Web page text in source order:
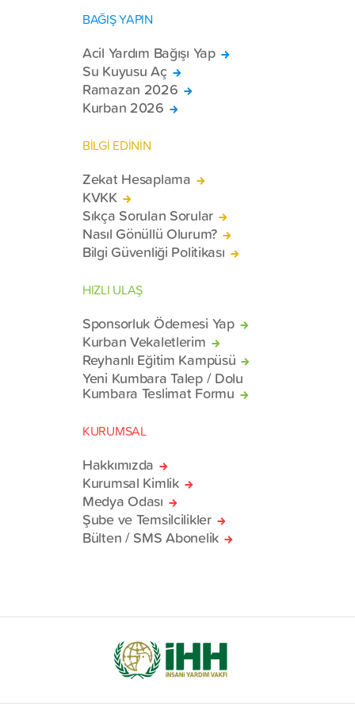
BAĞIŞ YAPIN
Acil Yardım Bağışı Yap
Su Kuyusu Aç
Ramazan 2026
Kurban 2026
BİLGİ EDİNİN
Zekat Hesaplama
KVKK
Sıkça Sorulan Sorular
Nasıl Gönüllü Olurum?
Bilgi Güvenliği Politikası
HIZLI ULAŞ
Sponsorluk Ödemesi Yap
Kurban Vekaletlerim
Reyhanlı Eğitim Kampüsü
Yeni Kumbara Talep / Dolu
Kumbara Teslimat Formu
KURUMSAL
Hakkımızda
Kurumsal Kimlik
Medya Odası
Şube ve Temsilcilikler
Bülten / SMS Abonelik